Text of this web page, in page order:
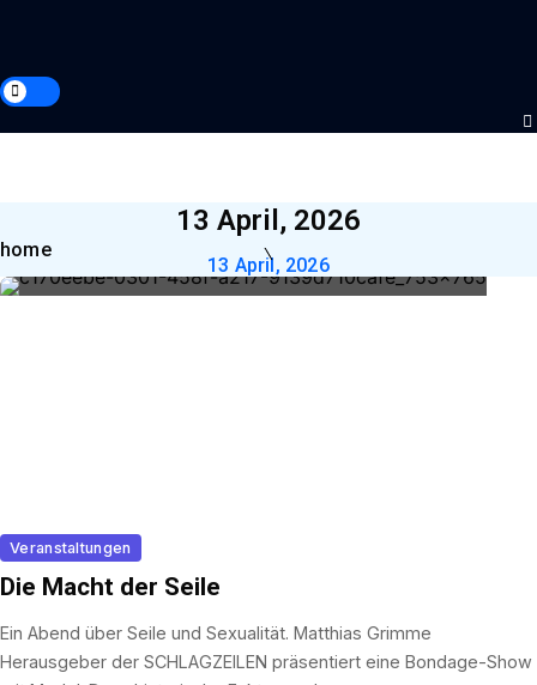
13 April, 2026
home
13 April, 2026
Veranstaltungen
Die Macht der Seile
Ein Abend über Seile und Sexualität. Matthias Grimme
Herausgeber der SCHLAGZEILEN präsentiert eine Bondage-Show